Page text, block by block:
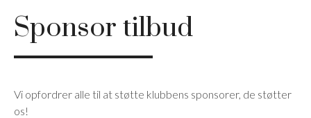
Sponsor tilbud
Vi opfordrer alle til at støtte klubbens sponsorer, de støtter
os!